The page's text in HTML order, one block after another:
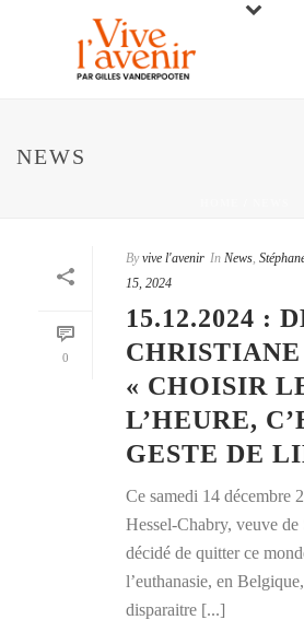
NEWS
0
By vive l'avenir In News,
15, 2024
15.12.2024 :
« CHOISIR
L’HEURE,
GESTE DE
Ce samedi 14 décembre
Hessel-Chabry, veuve de
décidé de quitter ce
l’euthanasie, en
disparaitre [...]